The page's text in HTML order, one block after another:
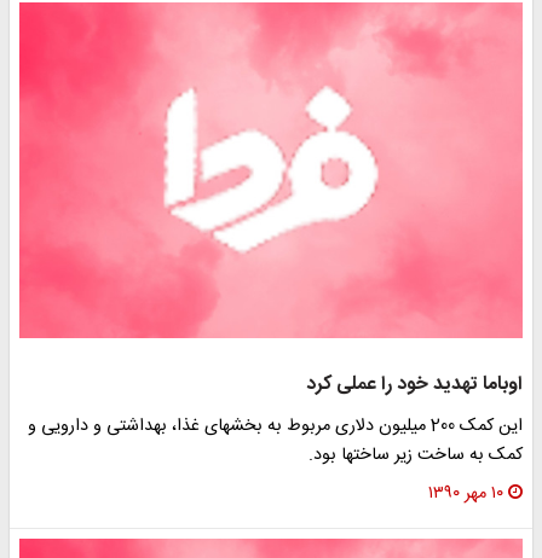
اوباما تهدید خود را عملی کرد
این کمک 200 میلیون دلاری مربوط به بخشهای غذا، بهداشتی و دارویی و
کمک به ساخت زیر ساختها بود.
۱۰ مهر ۱۳۹۰